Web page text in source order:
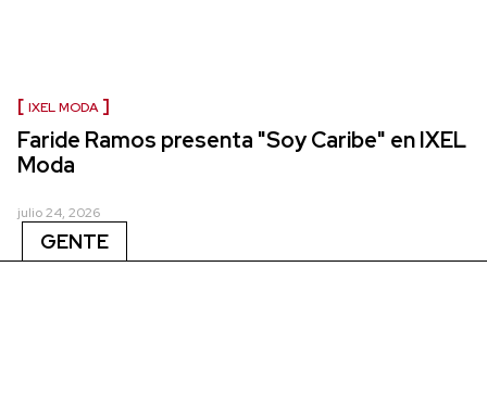
IXEL MODA
Faride Ramos presenta "Soy Caribe" en IXEL
Moda
julio 24, 2026
GENTE